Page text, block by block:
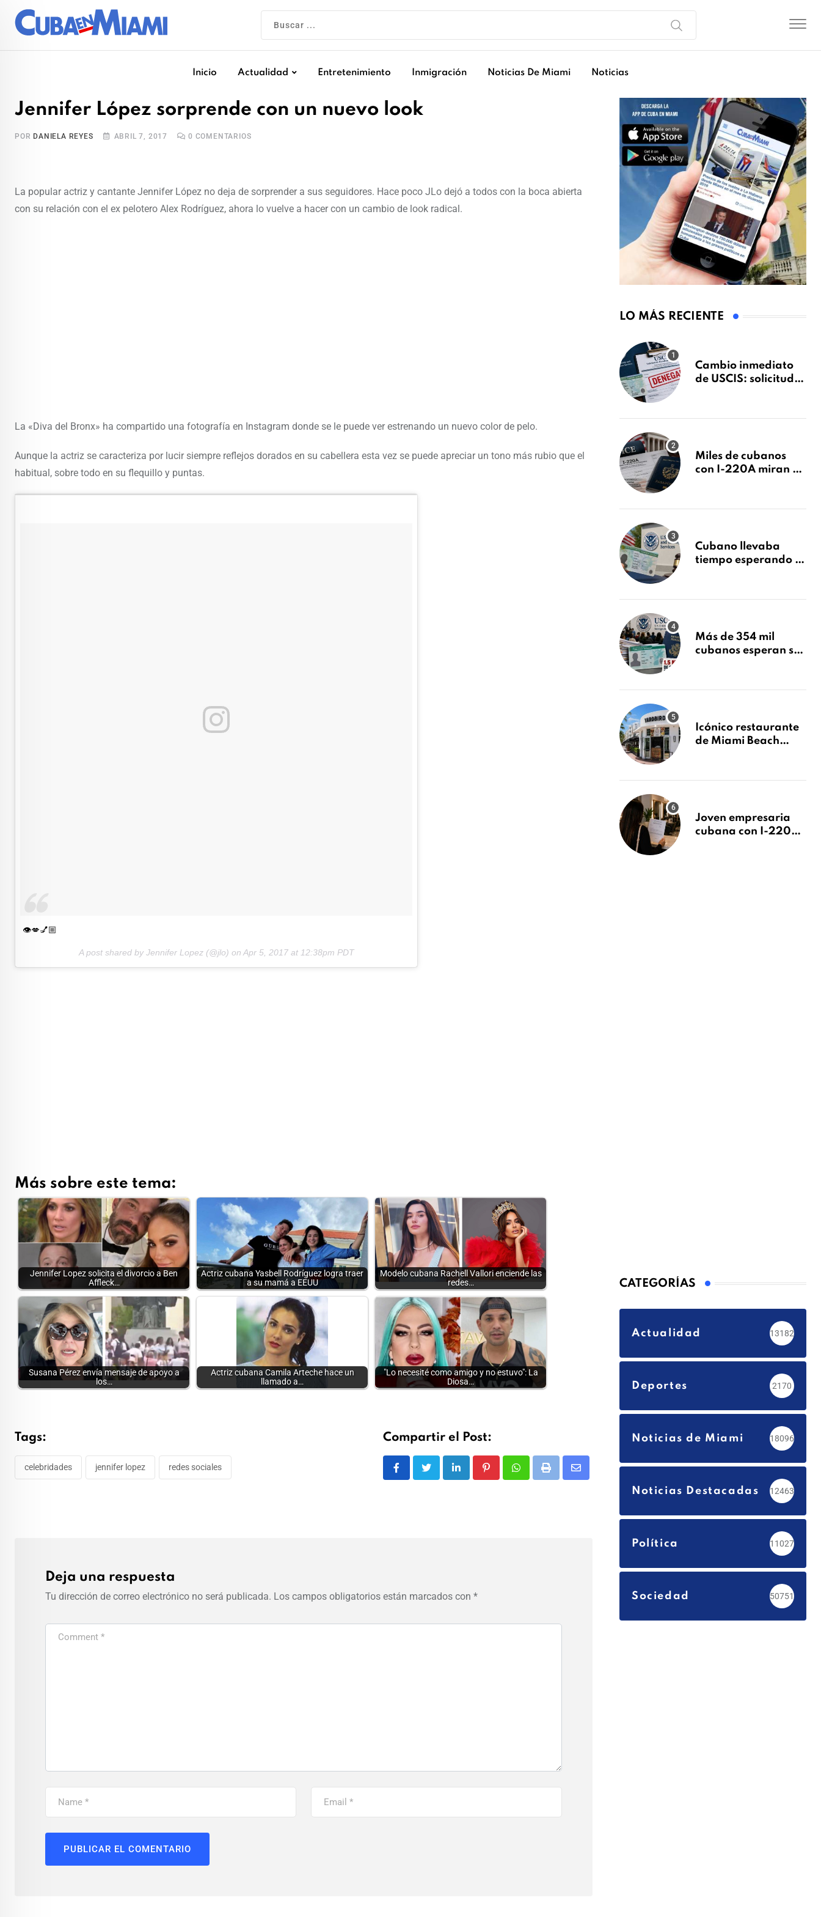
Inicio Actualidad Entretenimiento Inmigración Noticias De Miami Noticias
Jennifer López sorprende con un nuevo look
POR DANIELA REYES ABRIL 7, 2017 0 COMENTARIOS
La popular actriz y cantante Jennifer López no deja de sorprender a sus seguidores. Hace poco JLo dejó a todos con la boca abierta
con su relación con el ex pelotero Alex Rodríguez, ahora lo vuelve a hacer con un cambio de look radical.
La «Diva del Bronx» ha compartido una fotografía en Instagram donde se le puede ver estrenando un nuevo color de pelo.
Aunque la actriz se caracteriza por lucir siempre reflejos dorados en su cabellera esta vez se puede apreciar un tono más rubio que el
habitual, sobre todo en su flequillo y puntas.
👁💋💅🏼
A post shared by Jennifer Lopez (@jlo) on Apr 5, 2017 at 12:38pm PDT
Más sobre este tema:
Jennifer Lopez solicita el divorcio a Ben
Affleck…
Actriz cubana Yasbell Rodríguez logra traer
a su mamá a EEUU
Modelo cubana Rachell Vallori enciende las
redes…
Susana Pérez envía mensaje de apoyo a
los…
Actriz cubana Camila Arteche hace un
llamado a…
"Lo necesité como amigo y no estuvo": La
Diosa…
Tags:
celebridades jennifer lopez redes sociales
Compartir el Post:
LinkedIn PinterestWhatsapp
Print
Share
Deja una respuesta
Tu dirección de correo electrónico no será publicada. Los campos obligatorios están marcados con *
LO MÁS RECIENTE
Cambio inmediato
de USCIS: solicitudes
sin previo aviso
Miles de cubanos
con I-220A miran al
decidirse en una
Cubano llevaba
tiempo esperando su
tras Writ of
Más de 354 mil
cubanos esperan su
millones de
Icónico restaurante
de Miami Beach
después de 15 años
Joven empresaria
cubana con I-220A
CATEGORÍAS
Actualidad 13182
Deportes 2170
Noticias de Miami 18096
Noticias Destacadas 12463
Política 11027
Sociedad 50751